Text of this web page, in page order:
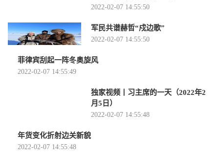
2022-02-07 14:55:50
军民共谱赫哲“戍边歌”
2022-02-07 14:55:50
菲律宾刮起一阵冬奥旋风
2022-02-07 14:55:49
独家视频丨习主席的一天（2022年2
月5日）
2022-02-07 14:55:48
年货变化折射边关新貌
2022-02-07 14:55:48